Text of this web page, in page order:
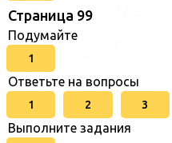
Страница 99
Подумайте
1
Ответьте на вопросы
1 2 3
Выполните задания